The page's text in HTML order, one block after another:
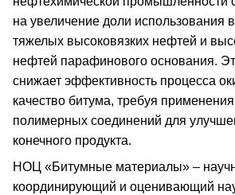
на увеличение доли использования
тяжелых высоковязких нефтей и
нефтей парафинового основания.
снижает эффективность процесса
качество битума, требуя
полимерных соединений для
конечного продукта.
НОЦ «Битумные материалы» –
координирующий и оценивающий